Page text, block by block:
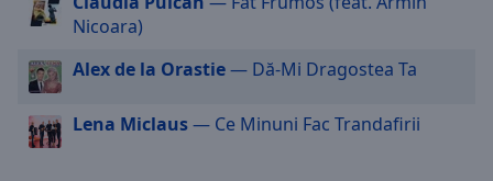
window.
cancel
and
close
Nicoara)
Alex de la Orastie— Dă-Mi Dragostea Ta
Lena Miclaus— Ce Minuni Fac Trandafirii